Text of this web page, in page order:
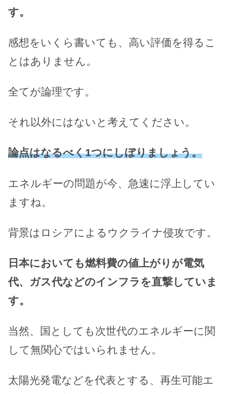
す。
感想をいくら書いても、高い評価を得るこ
とはありません。
全てが論理です。
それ以外にはないと考えてください。
論点はなるべく1つにしぼりましょう。
エネルギーの問題が今、急速に浮上してい
ますね。
背景はロシアによるウクライナ侵攻です。
日本においても燃料費の値上がりが電気
代、ガス代などのインフラを直撃していま
す。
当然、国としても次世代のエネルギーに関
して無関心ではいられません。
太陽光発電などを代表とする、再生可能エ